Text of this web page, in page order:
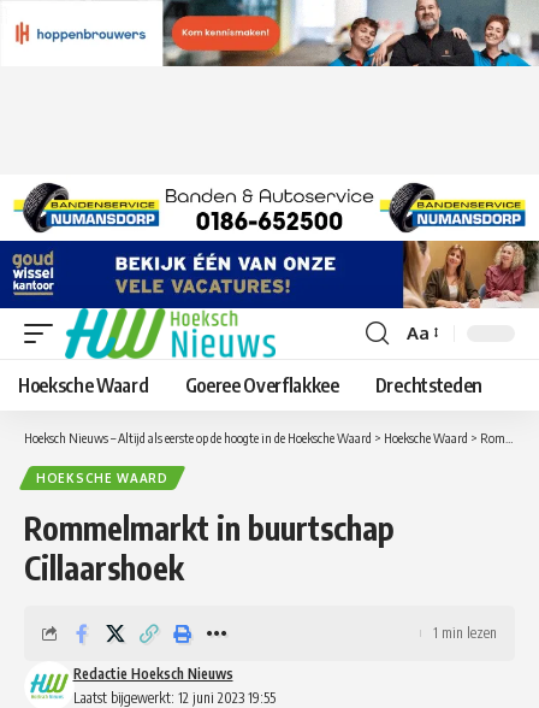
Lettergrootte
aanpassen
Aa
Hoeksche Waard Goeree Overflakkee Drechtsteden
Hoeksch Nieuws – Altijd als eerste op de hoogte in de Hoeksche Waard > Hoeksche Waard > Rommelmarkt in buurtschap Cillaarshoek
HOEKSCHE WAARD
Rommelmarkt in buurtschap
Cillaarshoek
Laatst bijgewerkt: 12 juni 2023 19:55
Redactie Hoeksch Nieuws
1 min lezen